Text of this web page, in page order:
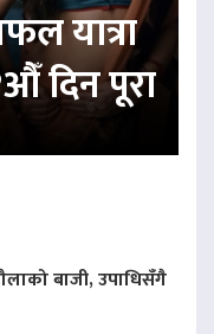
यात्रा
दिन पूरा
बाजी, उपाधिसँगै